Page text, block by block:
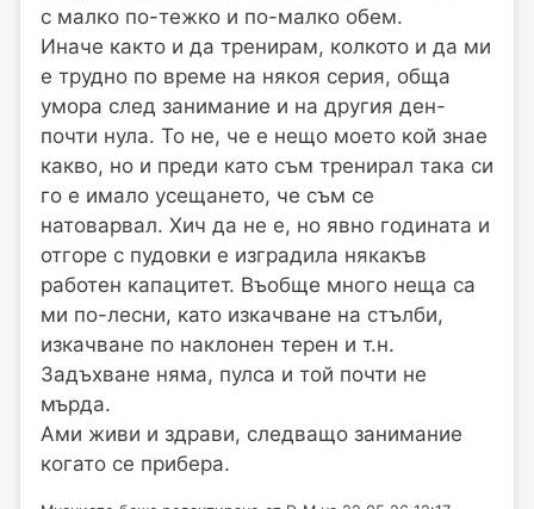
с малко по-тежко и по-малко обем.
Иначе както и да тренирам, колкото и да ми
е трудно по време на някоя серия, обща
умора след занимание и на другия ден-
почти нула. То не, че е нещо моето кой знае
какво, но и преди като съм тренирал така си
го е имало усещането, че съм се
натоварвал. Хич да не е, но явно годината и
отгоре с пудовки е изградила някакъв
работен капацитет. Въобще много неща са
ми по-лесни, като изкачване на стълби,
изкачване по наклонен терен и т.н.
Задъхване няма, пулса и той почти не
мърда.
Ами живи и здрави, следващо занимание
когато се прибера.